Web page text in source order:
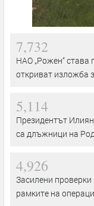
7,732
НАО „Рожен“ става
откриват изложба
5,114
Президентът
са длъжници на
4,926
Засилени
рамките на